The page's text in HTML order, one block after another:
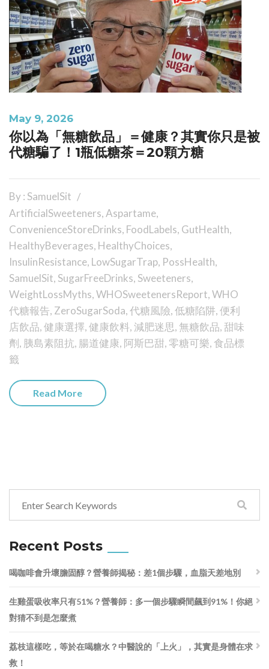
May 9, 2026
你以為「無糖飲品」＝健康？其實你只是被
代糖騙了！1瓶低糖茶＝20顆方糖
By : SamuelSit
ArtificialSweeteners,Aspartame,
ConvenienceStoreDrinks, FoodLabels, GutHealth,
HealthyBeverages, HealthyChoices,
InsulinResistance, LowSugarTrap, PossHealth,
SamuelSit, SugarFreeDrinks, Sweeteners,
WeightLossMyths,WHOSweetenersReport,WHO
代糖報告, ZeroSugarSoda,代糖風險,低糖陷阱,便利
店飲品,健康選擇,健康飲料, 減肥迷思, 無糖飲品,甜味
劑, 胰島素阻抗, 腸道健康, 阿斯巴甜, 零糖可樂,食品標
籤
Read More
Recent Posts
喝咖啡會升壞膽固醇？營養師揭秘：差1個步驟，血脂天差地別
生雞蛋吸收率只有51%？營養師：多一個步驟瞬間飆到91%！你絕
對猜不到是怎麼煮
荔枝這樣吃，等於在喝糖水？中醫說的「上火」，其實是身體在求
救！